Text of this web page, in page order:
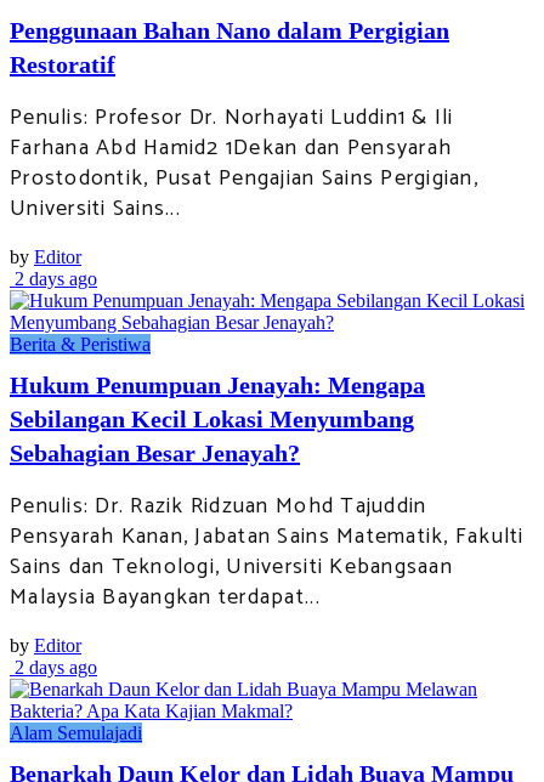
Penggunaan Bahan Nano dalam Pergigian
Restoratif
Penulis: Profesor Dr. Norhayati Luddin1 & Ili
Farhana Abd Hamid2 1Dekan dan Pensyarah
Prostodontik, Pusat Pengajian Sains Pergigian,
Universiti Sains...
by Editor
2 days ago
Berita & Peristiwa
Hukum Penumpuan Jenayah: Mengapa
Sebilangan Kecil Lokasi Menyumbang
Sebahagian Besar Jenayah?
Penulis: Dr. Razik Ridzuan Mohd Tajuddin
Pensyarah Kanan, Jabatan Sains Matematik, Fakulti
Sains dan Teknologi, Universiti Kebangsaan
Malaysia Bayangkan terdapat...
by Editor
2 days ago
Alam Semulajadi
Benarkah Daun Kelor dan Lidah Buaya Mampu